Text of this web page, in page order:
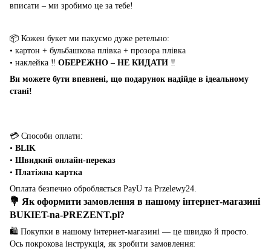
вписати – ми зробимо це за тебе!
📦 Кожен букет ми пакуємо дуже ретельно:
• картон + бульбашкова плівка + прозора плівка
• наклейка ‼️ ОБЕРЕЖНО – НЕ КИДАТИ ‼️
Ви можете бути впевнені, що подарунок надійде в ідеальному
стані!
💳 Способи оплати:
• BLIK
• Швидкий онлайн-переказ
• Платіжна картка
Оплата безпечно обробляється PayU та Przelewy24.
💐 Як оформити замовлення в нашому інтернет-магазині
BUKIET-na-PREZENT.pl?
🛍️ Покупки в нашому інтернет-магазині — це швидко й просто.
Ось покрокова інструкція, як зробити замовлення: